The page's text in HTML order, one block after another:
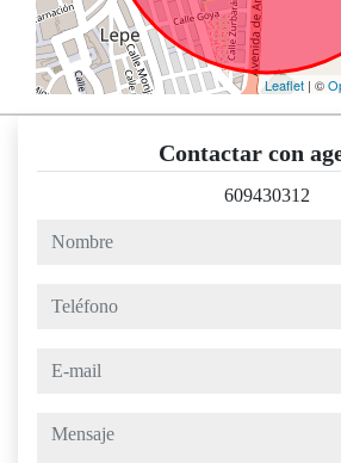
Leaflet | ©
Contactar con
609430312
nombre
teléfono
e-mail
mensaje